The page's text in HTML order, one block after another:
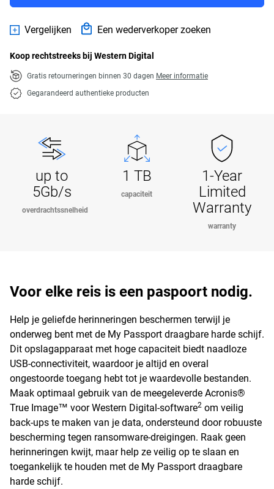
Vergelijken Een wederverkoper zoeken
Koop rechtstreeks bij Western Digital
Gratis retourneringen binnen 30 dagen Meer informatie
Gegarandeerd authentieke producten
up to
5Gb/s
overdrachtssnelheid
1 TB
capaciteit
1-Year
Limited
Warranty
warranty
Voor elke reis is een paspoort nodig.
Help je geliefde herinneringen beschermen terwijl je
onderweg bent met de My Passport draagbare harde schijf.
Dit opslagapparaat met hoge capaciteit biedt naadloze
USB-connectiviteit, waardoor je altijd en overal
ongestoorde toegang hebt tot je waardevolle bestanden.
Maak optimaal gebruik van de meegeleverde Acronis®
True Image™ voor Western Digital-software2 om veilig
back-ups te maken van je data, ondersteund door robuuste
bescherming tegen ransomware-dreigingen. Raak geen
herinneringen kwijt, maar help ze veilig op te slaan en
toegankelijk te houden met de My Passport draagbare
harde schijf.